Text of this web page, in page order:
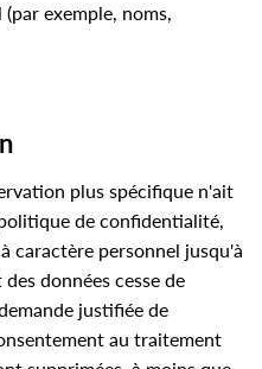
exemple, noms,
plus spécifique n'ait
de confidentialité,
caractère personnel jusqu'à
données cesse de
justifiée de
au traitement